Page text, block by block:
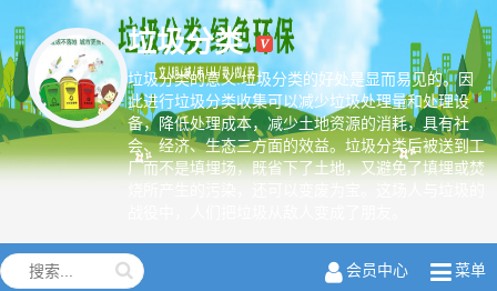
绿色环保从
我做起
垃圾分类
垃圾分类的意义:垃圾分类的好处是显而易见的。因
此进行垃圾分类收集可以减少垃圾处理量和处理设
备，降低处理成本，减少土地资源的消耗，具有社
会、经济、生态三方面的效益。垃圾分类后被送到工
厂而不是填埋场，既省下了土地，又避免了填埋或焚
菜单
会员中心